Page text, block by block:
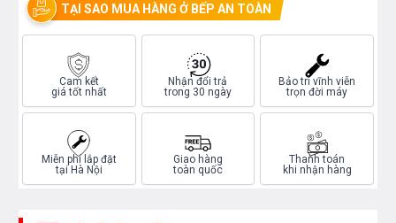
TẠI SAO MUA HÀNG Ở BẾP AN TOÀN
Cam kết
giá tốt nhất
Nhận đổi trả
trong 30 ngày
Bảo trì vĩnh viễn
trọn đời máy
Miễn phí lắp đặt
tại Hà Nội
Giao hàng
toàn quốc
Thanh toán
khi nhận hàng